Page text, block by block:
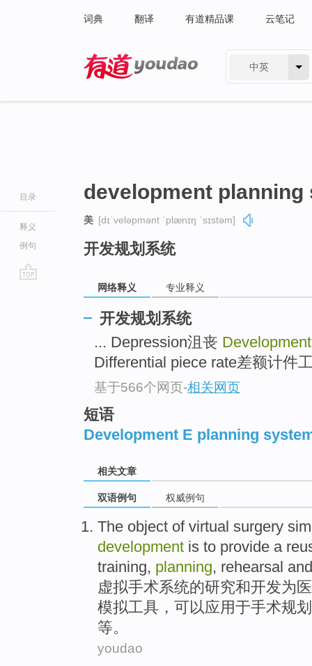
词典 翻译 有道精品课 云笔记
中英
目录
释义
例句
development planning
美 [dɪˈveləpmənt ˈplænɪŋ ˈsɪstəm]
开发规划系统
网络释义 专业释义
开发规划系统
... Depression沮丧
Differential piece rate差额计件
基于566个网页-相关网页
短语
Development E planning
相关文章
双语例句 权威例句
The object of virtual surgery
development is to provide a
training, planning, rehearsal and
虚拟手术系统的研究和开发为
模拟工具，可以应用于手术规划
等。
youdao